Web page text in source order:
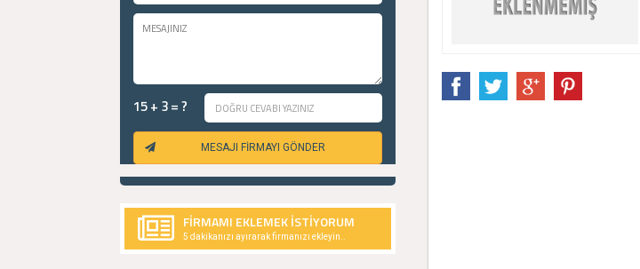
15 + 3 = ?
MESAJI FİRMAYI GÖNDER
FİRMAMI EKLEMEK İSTİYORUM
5 dakikanızı ayırarak firmanızı ekleyin..